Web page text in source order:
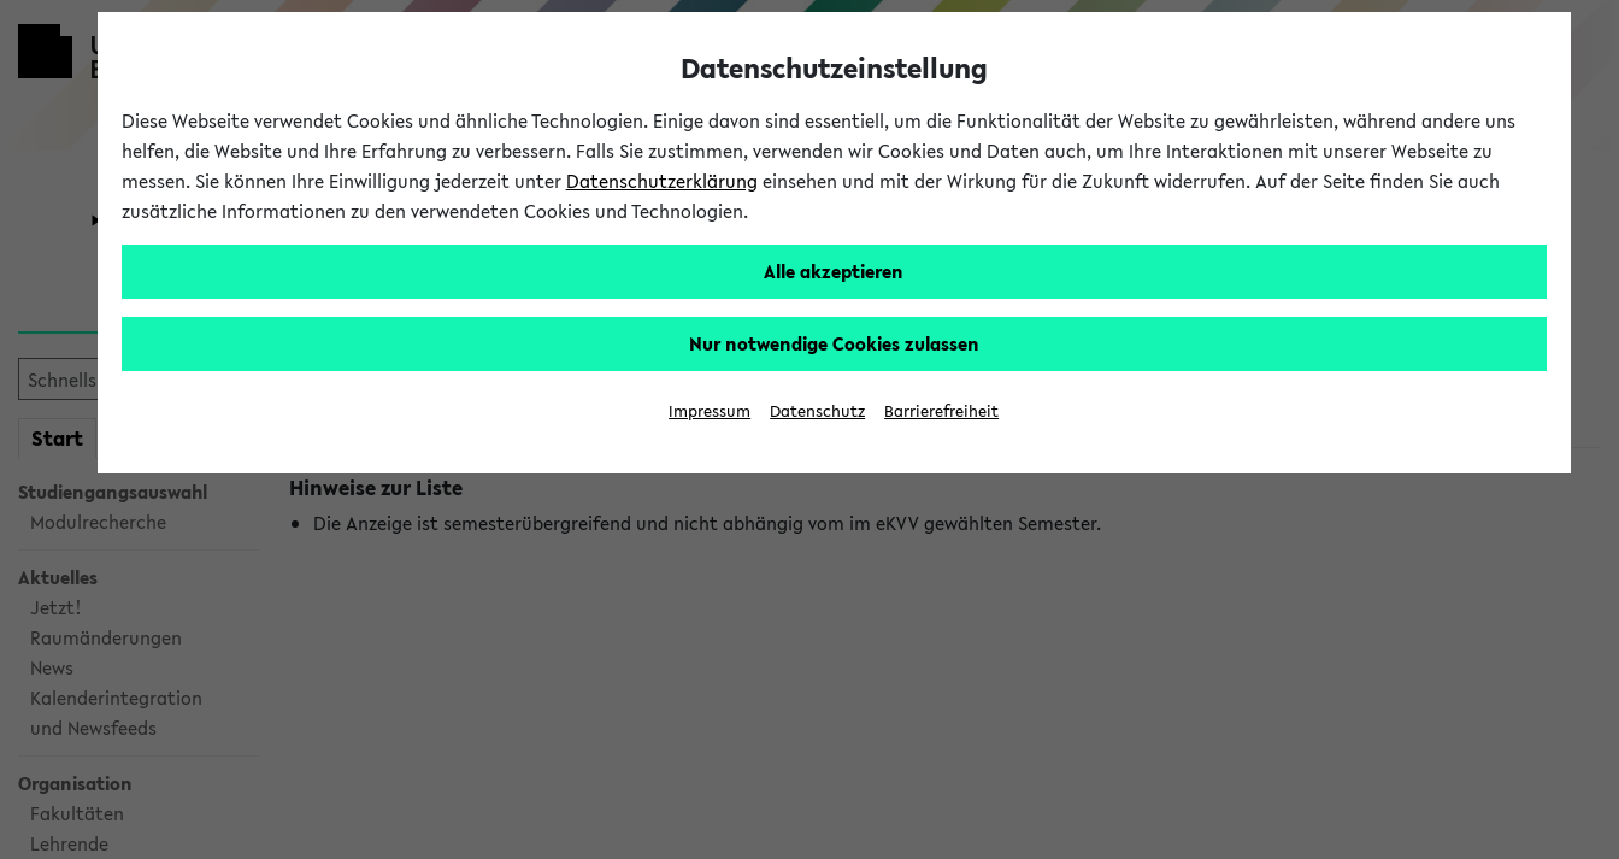
eKVV
Universität Forschung Studium
Start
Studiengangsauswahl
Modulrecherche
Aktuelles
Jetzt!
Raumänderungen
News
Kalenderintegration
und Newsfeeds
Organisation
Fakultäten
Lehrende
Jetzt und in Kürze stattfindende Veranstaltungen
Hinweise zur Liste
Die Anzeige ist semesterübergreifend und nicht abhängig vom im eKVV gewählten Semester.
Datenschutzeinstellung
Diese Webseite verwendet Cookies und ähnliche Technologien. Einige davon sind essentiell, um die Funktionalität der Website zu gewährleisten, während andere uns
helfen, die Website und Ihre Erfahrung zu verbessern. Falls Sie zustimmen, verwenden wir Cookies und Daten auch, um Ihre Interaktionen mit unserer Webseite zu
messen. Sie können Ihre Einwilligung jederzeit unter Datenschutzerklärung einsehen und mit der Wirkung für die Zukunft widerrufen. Auf der Seite finden Sie auch
zusätzliche Informationen zu den verwendeten Cookies und Technologien.
Alle akzeptieren
Nur notwendige Cookies zulassen
Impressum Datenschutz Barrierefreiheit